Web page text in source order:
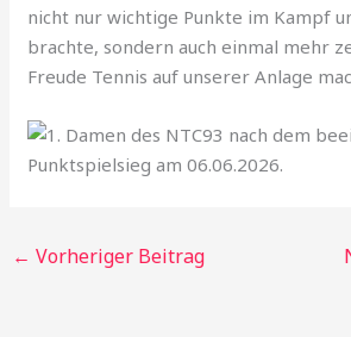
nicht nur wichtige Punkte im Kampf
brachte, sondern auch einmal mehr
Freude Tennis auf unserer Anlage
← Vorheriger Beitrag